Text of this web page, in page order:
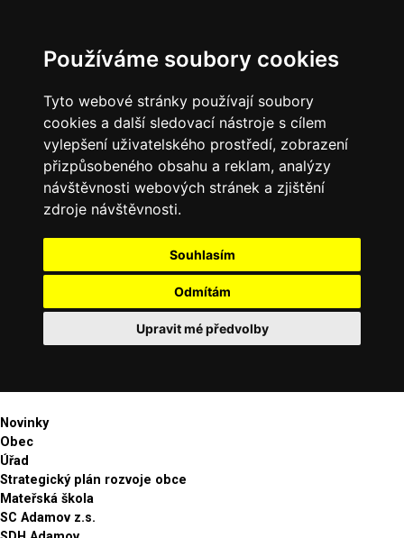
Používáme soubory cookies
Tyto webové stránky používají soubory
cookies a další sledovací nástroje s cílem
vylepšení uživatelského prostředí, zobrazení
přizpůsobeného obsahu a reklam, analýzy
návštěvnosti webových stránek a zjištění
zdroje návštěvnosti.
Souhlasím
Odmítám
Upravit mé předvolby
Novinky
Obec
Úřad
Strategický plán rozvoje obce
Mateřská škola
SC Adamov z.s.